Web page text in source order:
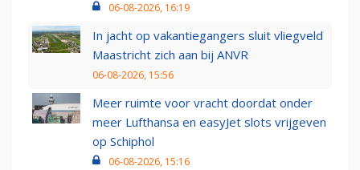
06-08-2026, 16:19
In jacht op vakantiegangers sluit vliegveld
Maastricht zich aan bij ANVR
06-08-2026, 15:56
Meer ruimte voor vracht doordat onder
meer Lufthansa en easyJet slots vrijgeven
op Schiphol
06-08-2026, 15:16